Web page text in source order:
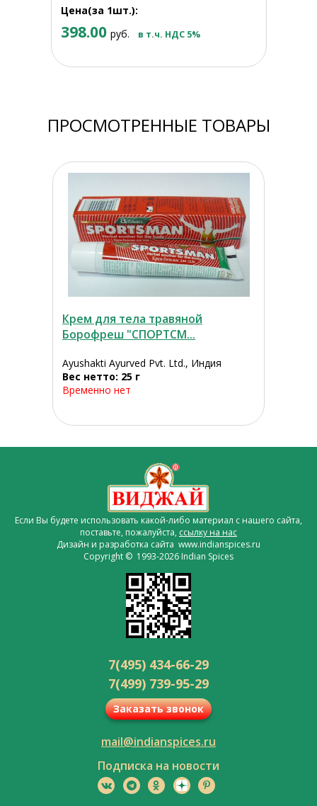
Цена(за 1шт.):
398.00 руб. в т.ч. НДС 5%
ПРОСМОТРЕННЫЕ ТОВАРЫ
Крем для тела травяной
Борофреш "СПОРТСМ...
Ayushakti Ayurved Pvt. Ltd., Индия
Вес нетто: 25 г
Временно нет
Если Вы будете использовать какой-либо материал с нашего сайта,
поставьте, пожалуйста, ссылку на нас
Дизайн и разработка сайта www.indianspices.ru
Copyright © 1993-2026 Indian Spices
7(495) 434-66-29
7(499) 739-95-29
Заказать звонок
mail@indianspices.ru
Подписка на новости